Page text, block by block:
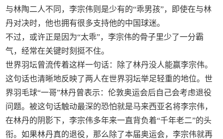
与林陶二人不同，李宗伟则是少有的“乖男孩”，即使在与林
丹对决时，他也拥有很多支持他的中国球迷。
不过，或许正是因为“太乖”，李宗伟的骨子里少了一分霸
气，经常在关键时刻挺不住。
世界羽坛曾流传着这样一句话：除了林丹没人能赢李宗伟。
这句话也清晰地反映了两人在世界羽坛举足轻重的地位。世
界羽毛球“一哥”林丹曾表示：伦敦奥运会后自己会考虑退役
问题。被这句话触动最深的恐怕就是马来西亚名将李宗伟，
在林丹的阴影下，李宗伟多年来一直背负着“千年老二”的头
衔。如果林丹真的退役，那么除了本届奥运会，李宗伟就再